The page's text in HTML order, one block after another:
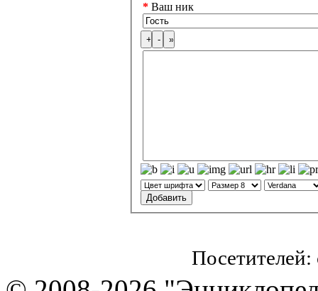
* Ваш ник
Посетителей: